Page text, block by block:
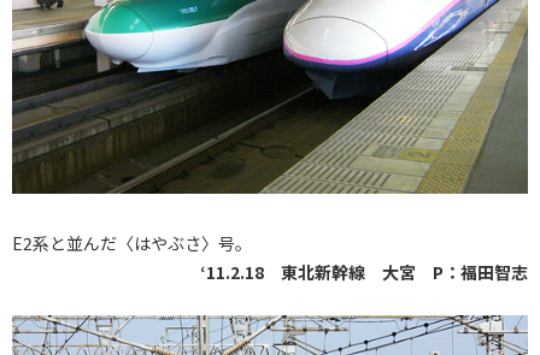
E2系と並んだ〈はやぶさ〉号。
‘11.2.18 東北新幹線 大宮 P：福田智志